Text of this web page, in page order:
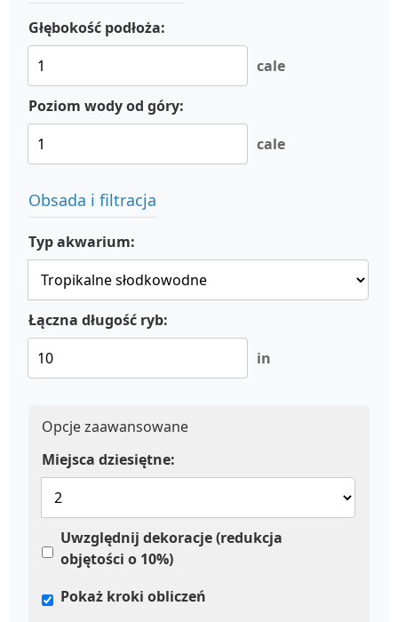
Głębokość podłoża:
cale
Poziom wody od góry:
cale
Obsada i filtracja
Typ akwarium:
Łączna długość ryb:
in
Opcje zaawansowane
Miejsca dziesiętne:
Uwzględnij dekoracje (redukcja
objętości o 10%)
Pokaż kroki obliczeń